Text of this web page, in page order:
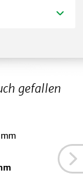
gefallen